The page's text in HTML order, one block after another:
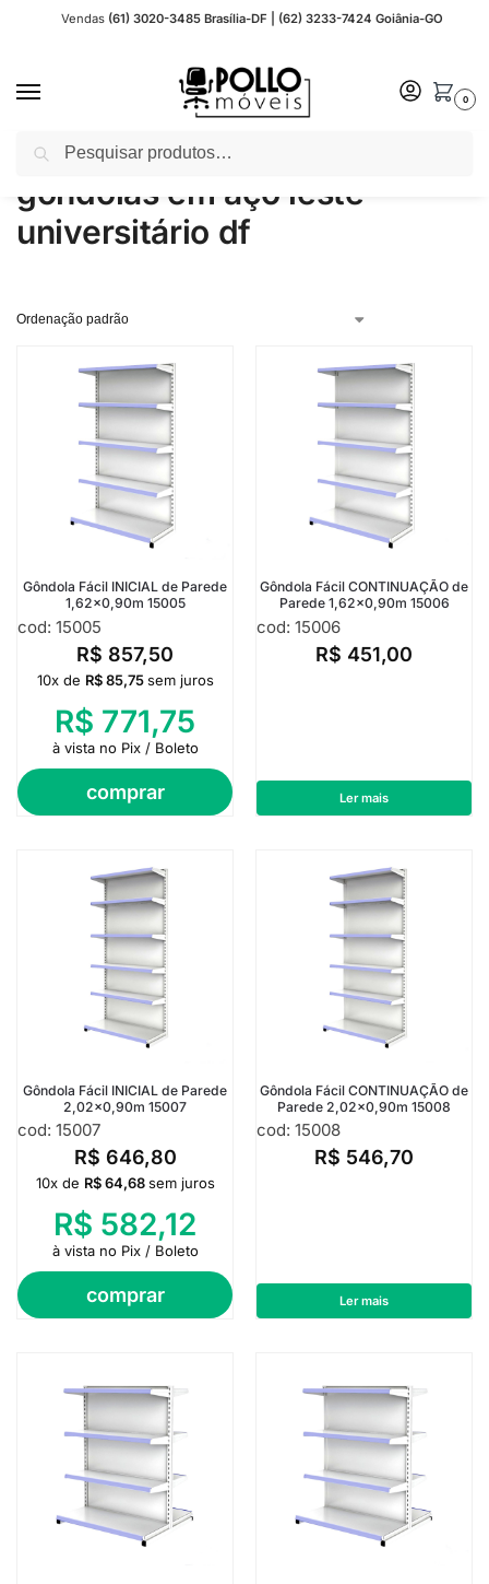
Vendas (61) 3020-3485 Brasília-DF | (62) 3233-7424 Goiânia-GO
0
Início Produtos marcados com a tag “gondolas em aço leste universitário df”
gondolas em aço leste
universitário df
Gôndola Fácil INICIAL de Parede
1,62×0,90m 15005
cod: 15005
R$ 857,50
comprar
10x de R$85,75 sem juros
R$ 771,75
à vista no Pix / Boleto
Gôndola Fácil CONTINUAÇÃO de
Parede 1,62×0,90m 15006
cod: 15006
R$ 451,00
Ler mais
Gôndola Fácil INICIAL de Parede
2,02×0,90m 15007
cod: 15007
R$ 646,80
comprar
10x de R$64,68 sem juros
R$ 582,12
à vista no Pix / Boleto
Gôndola Fácil CONTINUAÇÃO de
Parede 2,02×0,90m 15008
cod: 15008
R$ 546,70
Ler mais